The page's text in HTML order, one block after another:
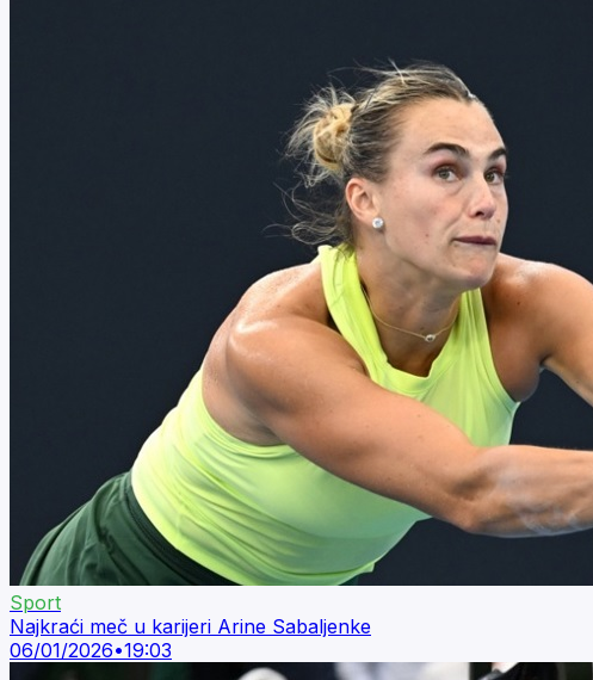
Sport
Najkraći meč u karijeri Arine Sabaljenke
06/01/2026•19:03